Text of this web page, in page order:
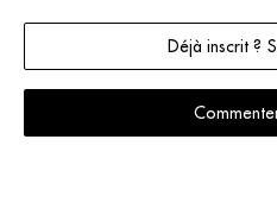
Déjà inscrit ?